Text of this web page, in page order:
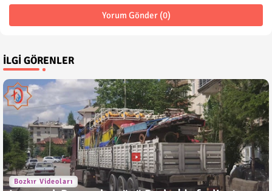
Yorum Gönder (0)
İLGI GÖRENLER
Bozkır Videoları